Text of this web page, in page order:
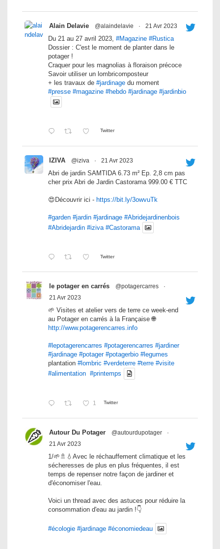
Alain Delavie @alaindelavie · 21 Avr 2023
Du 21 au 27 avril 2023, #Magazine #Rustica
Dossier : C'est le moment de planter dans le
potager !
Craquer pour les magnolias à floraison précoce
Savoir utiliser un lombricomposteur
+ les travaux de #jardinage du moment
#presse #magazine #hebdo #jardinage #jardinbio
Twitter
IZIVA @iziva · 21 Avr 2023
Abri de jardin SAMTIDA 6.73 m² Ep. 2,8 cm pas
cher prix Abri de Jardin Castorama 999.00 € TTC
😍Découvrir ici - https://bit.ly/3owvuTk
#garden #jardin #jardinage #Abridejardinenbois
#Abridejardin #iziva #Castorama
Twitter
le potager en carrés @potagercarres
·
21 Avr 2023
🌱 Visites et atelier vers de terre ce week-end
au Potager en carrés à la Française 🌐
http://www.potagerencarres.info
#lepotagerencarres #potagerencarres #jardiner
#jardinage #potager #potagerbio #legumes
plantation #lombric #verdeterre #terre #visite
#alimentation #printemps
1 Twitter
Autour Du Potager @autourdupotager
·
21 Avr 2023
1/🌱🚿💧Avec le réchauffement climatique et les
sécheresses de plus en plus fréquentes, il est
temps de repenser notre façon de jardiner et
d'économiser l'eau.
Voici un thread avec des astuces pour réduire la
consommation d'eau au jardin !👇
#écologie #jardinage #économiedeau